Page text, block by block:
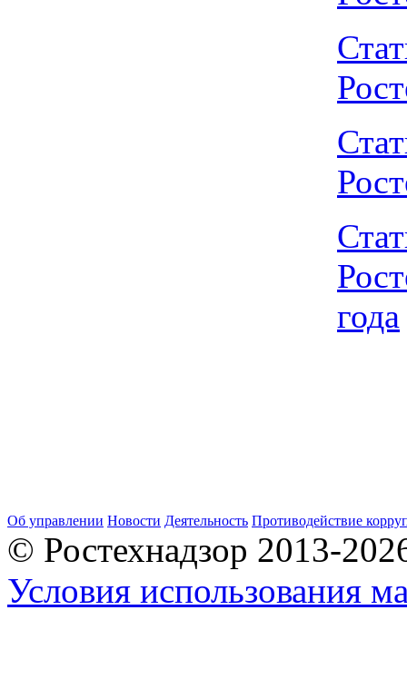
года
Об управлении Новости Деятельность Противодействие
© Ростехнадзор 2013-
Условия использования